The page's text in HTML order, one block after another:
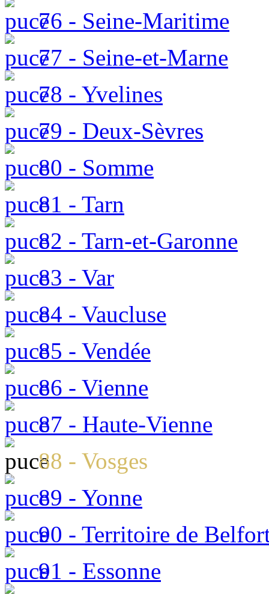
76 - Seine-Maritime
77 - Seine-et-Marne
78 - Yvelines
79 - Deux-Sèvres
80 - Somme
81 - Tarn
82 - Tarn-et-Garonne
83 - Var
84 - Vaucluse
85 - Vendée
86 - Vienne
87 - Haute-Vienne
88 - Vosges
89 - Yonne
90 - Territoire de
91 - Essonne